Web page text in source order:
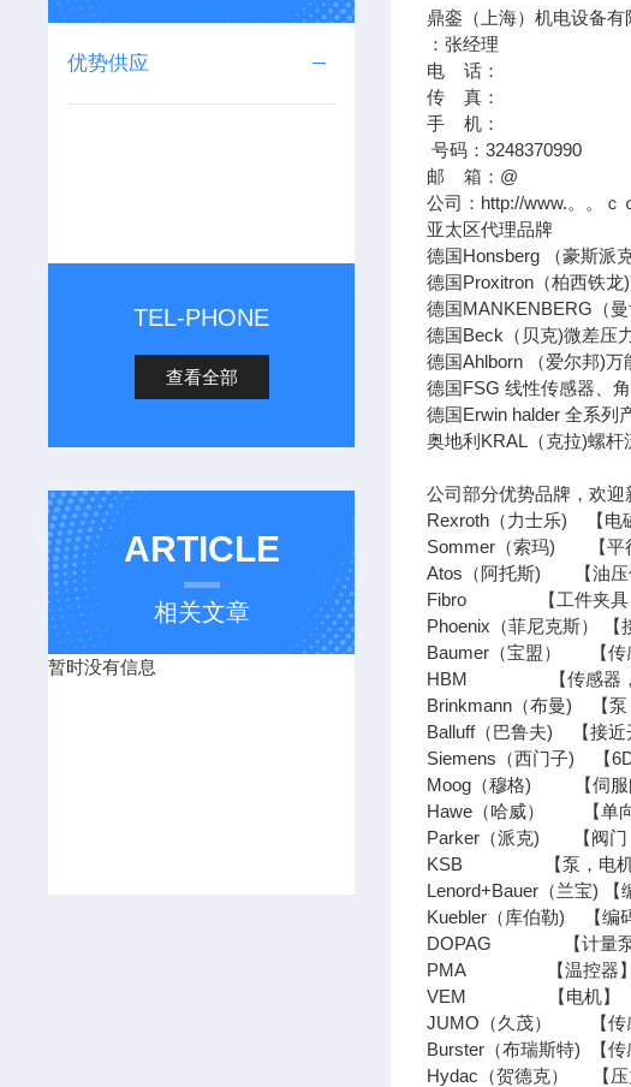
优势供应
TEL-PHONE
查看全部
ARTICLE
相关文章
暂时没有信息
鼎銮（上海）机电设备有
：张经理
电 话：
传 真：
手 机：
号码：3248370990
邮 箱：@
公司：http://www.。。ｃ
亚太区代理品牌
德国Honsberg （豪斯派
德国Proxitron（柏西铁龙
德国MANKENBERG（
德国Beck（贝克)微差压
德国Ahlborn （爱尔邦)
德国FSG 线性传感器、
德国Erwin halder 全系列
奥地利KRAL（克拉)螺
公司部分优势品牌，欢迎
Rexroth（力士乐) 【电
Sommer（索玛) 【平
Atos（阿托斯) 【油压
Fibro 【工件夹具，
Phoenix（菲尼克斯） 【
Baumer（宝盟） 【传
HBM 【传感器，
Brinkmann（布曼) 【泵
Balluff（巴鲁夫) 【接近
Siemens（西门子) 【
Moog（穆格) 【伺服
Hawe（哈威） 【单向
Parker（派克) 【阀门
KSB 【泵，电机
Lenord+Bauer（兰宝) 【
Kuebler（库伯勒) 【编
DOPAG 【计量泵
PMA 【温控器】
VEM 【电机】
JUMO（久茂） 【传感
Burster（布瑞斯特) 【传
Hydac（贺德克） 【压